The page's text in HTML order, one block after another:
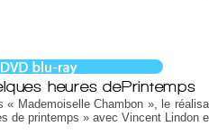
heures dePrintemps
« Mademoiselle Chambon », le
de printemps » avec Vincent Lindon